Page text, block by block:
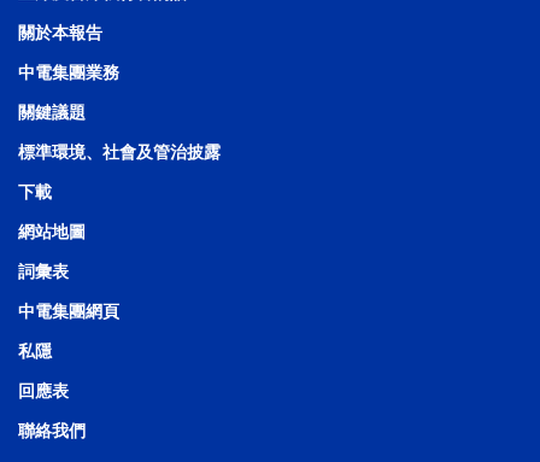
關於本報告
中電集團業務
關鍵議題
標準環境、社會及管治披露
下載
網站地圖
詞彙表
中電集團網頁
私隱
回應表
聯絡我們